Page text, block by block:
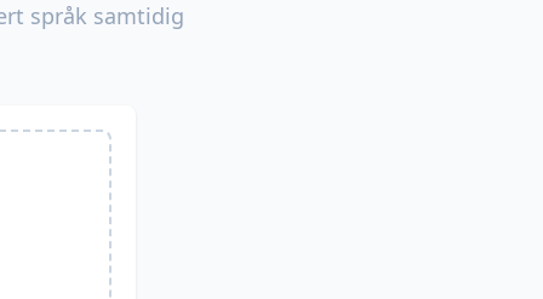
språk samtidig